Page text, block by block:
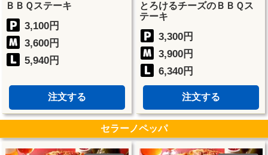
ＢＢＱステーキ
3,100円
3,600円
5,940円
注文する
とろけるチーズのＢＢＱス
テーキ
3,300円
3,900円
6,340円
注文する
セラーノペッパ